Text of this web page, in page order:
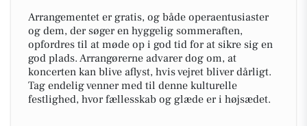
Arrangementet er gratis, og både operaentusiaster
og dem, der søger en hyggelig sommeraften,
opfordres til at møde op i god tid for at sikre sig en
god plads. Arrangørerne advarer dog om, at
koncerten kan blive aflyst, hvis vejret bliver dårligt.
Tag endelig venner med til denne kulturelle
festlighed, hvor fællesskab og glæde er i højsædet.